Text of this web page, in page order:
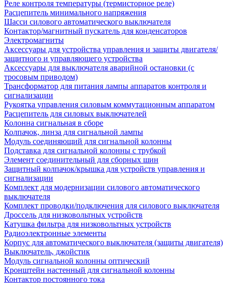
Реле контроля температуры (термисторное реле)
Расцепитель минимального напряжения
Шасси силового автоматического выключателя
Контактор/магнитный пускатель для конденсаторов
Электромагниты
Аксессуары для устройства управления и защиты двигателя/
защитного и управляющего устройства
Аксессуары для выключателя аварийной остановки (с
тросовым приводом)
Трансформатор для питания лампы аппаратов контроля и
сигнализации
Рукоятка управления силовым коммутационным аппаратом
Расцепитель для силовых выключателей
Колонна сигнальная в сборе
Колпачок, линза для сигнальной лампы
Модуль соединяющий для сигнальной колонны
Подставка для сигнальной колонны с трубкой
Элемент соединительный для сборных шин
Защитный колпачок/крышка для устройств управления и
сигнализации
Комплект для модернизации силового автоматического
выключателя
Комплект проводки/подключения для силового выключателя
Дроссель для низковольтных устройств
Катушка фильтра для низковольтных устройств
Радиоэлектронные элементы
Корпус для автоматического выключателя (защиты двигателя)
Выключатель, джойстик
Модуль сигнальной колонны оптический
Кронштейн настенный для сигнальной колонны
Контактор постоянного тока